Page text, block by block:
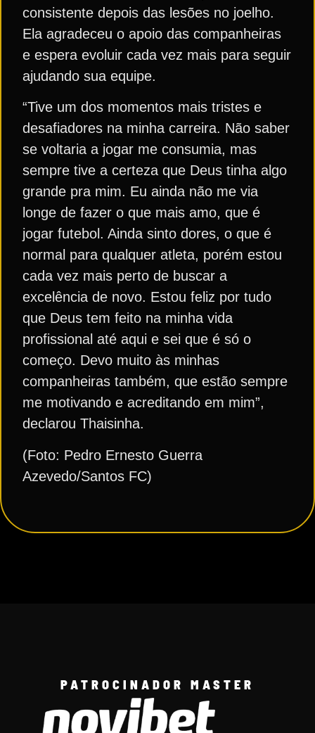
consistente depois das lesões no joelho.
Ela agradeceu o apoio das companheiras
e espera evoluir cada vez mais para seguir
ajudando sua equipe.
“Tive um dos momentos mais tristes e
desafiadores na minha carreira. Não saber
se voltaria a jogar me consumia, mas
sempre tive a certeza que Deus tinha algo
grande pra mim. Eu ainda não me via
longe de fazer o que mais amo, que é
jogar futebol. Ainda sinto dores, o que é
normal para qualquer atleta, porém estou
cada vez mais perto de buscar a
excelência de novo. Estou feliz por tudo
que Deus tem feito na minha vida
profissional até aqui e sei que é só o
começo. Devo muito às minhas
companheiras também, que estão sempre
me motivando e acreditando em mim”,
declarou Thaisinha.
(Foto: Pedro Ernesto Guerra
Azevedo/Santos FC)
PATROCINADOR MASTER